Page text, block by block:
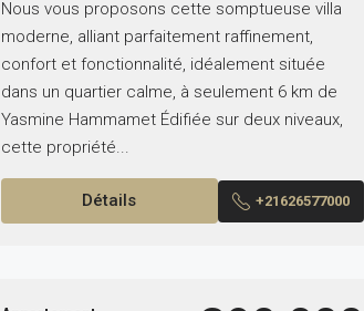
Nous vous proposons cette somptueuse villa
moderne, alliant parfaitement raffinement,
confort et fonctionnalité, idéalement située
dans un quartier calme, à seulement 6 km de
Yasmine Hammamet Édifiée sur deux niveaux,
cette propriété...
Détails +21626577000